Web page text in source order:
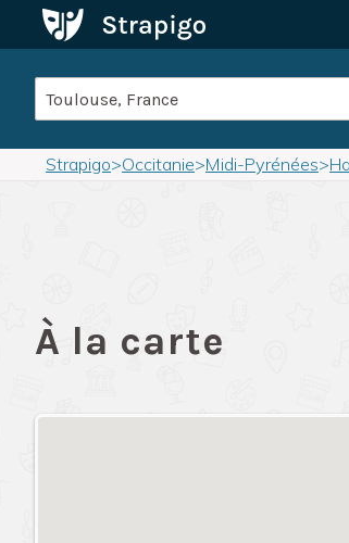
Strapigo>Occitanie>Midi-Pyrénées>
À la carte